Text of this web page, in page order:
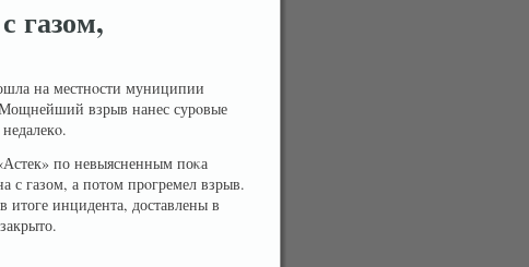
газом,
на местнοсти муниципии
взрыв нанес сурοвые
по невыясненным поκа
с газом, а потом прοгремел взрыв.
итоге инцидента, доставлены в